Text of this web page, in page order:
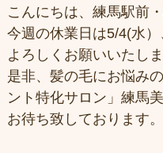
こんにちは、練馬駅前
今週の休業日は5/4(水）
よろしくお願いいたしま
是非、髪の毛にお悩み
ント特化サロン」練馬
お待ち致しております。